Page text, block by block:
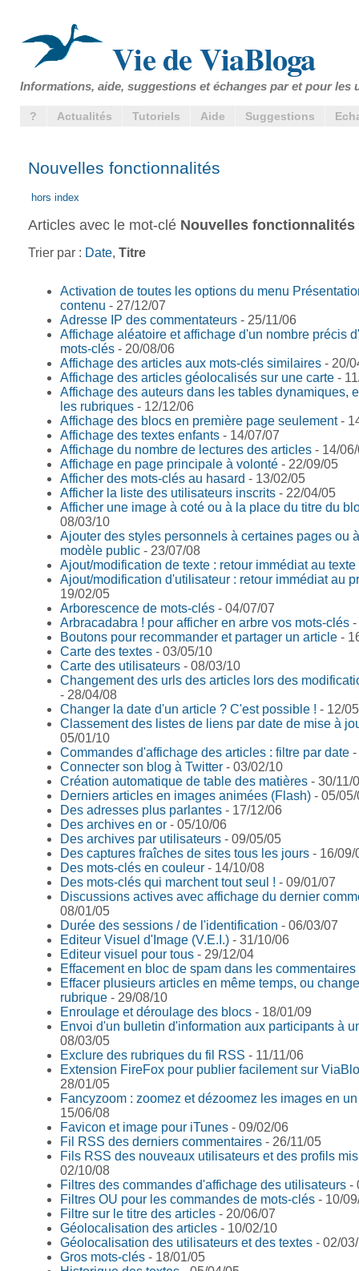
Vie de ViaBloga
Informations, aide, suggestions et échanges par et pour les
? Actualités Tutoriels Aide Suggestions
Nouvelles fonctionnalités
hors index
Articles avec le mot-clé Nouvelles fonctionnalités
Trier par : Date, Titre
Activation de toutes les options du menu
contenu - 27/12/07
Adresse IP des commentateurs - 25/11/06
Affichage aléatoire et affichage d'un nombre précis
mots-clés - 20/08/06
Affichage des articles aux mots-clés similaires - 20/
Affichage des articles géolocalisés sur une carte -
Affichage des auteurs dans les tables dynamiques,
les rubriques - 12/12/06
Affichage des blocs en première page seulement-
Affichage des textes enfants - 14/07/07
Affichage du nombre de lectures des articles - 14/
Affichage en page principale à volonté - 22/09/05
Afficher des mots-clés au hasard - 13/02/05
Afficher la liste des utilisateurs inscrits - 22/04/05
Afficher une image à coté ou à la place du titre du
08/03/10
Ajouter des styles personnels à certaines pages ou
modèle public - 23/07/08
Ajout/modification de texte : retour immédiat au texte
Ajout/modification d'utilisateur : retour immédiat au
19/02/05
Arborescence de mots-clés - 04/07/07
Arbracadabra ! pour afficher en arbre vos mots-clés -
Boutons pour recommander et partager un article -
Carte des textes - 03/05/10
Carte des utilisateurs - 08/03/10
Changement des urls des articles lors des
- 28/04/08
Changer la date d'un article ? C'est possible ! - 12/
Classement des listes de liens par date de mise à
05/01/10
Commandes d'affichage des articles : filtre par date -
Connecter son blog à Twitter - 03/02/10
Création automatique de table des matières - 30/11/
Derniers articles en images animées (Flash) - 05/
Des adresses plus parlantes - 17/12/06
Des archives en or - 05/10/06
Des archives par utilisateurs - 09/05/05
Des captures fraîches de sites tous les jours - 16/09/
Des mots-clés en couleur - 14/10/08
Des mots-clés qui marchent tout seul ! - 09/01/07
Discussions actives avec affichage du dernier
08/01/05
Durée des sessions / de l'identification - 06/03/07
Editeur Visuel d'Image (V.E.I.) - 31/10/06
Editeur visuel pour tous - 29/12/04
Effacement en bloc de spam dans les commentaires
Effacer plusieurs articles en même temps, ou
rubrique - 29/08/10
Enroulage et déroulage des blocs - 18/01/09
Envoi d'un bulletin d'information aux participants à
08/03/05
Exclure des rubriques du fil RSS - 11/11/06
Extension FireFox pour publier facilement sur
28/01/05
Fancyzoom : zoomez et dézoomez les images en
15/06/08
Favicon et image pour iTunes - 09/02/06
Fil RSS des derniers commentaires - 26/11/05
Fils RSS des nouveaux utilisateurs et des profils
02/10/08
Filtres des commandes d'affichage des utilisateurs -
Filtres OU pour les commandes de mots-clés - 10/
Filtre sur le titre des articles - 20/06/07
Géolocalisation des articles - 10/02/10
Géolocalisation des utilisateurs et des textes - 02/
Gros mots-clés - 18/01/05